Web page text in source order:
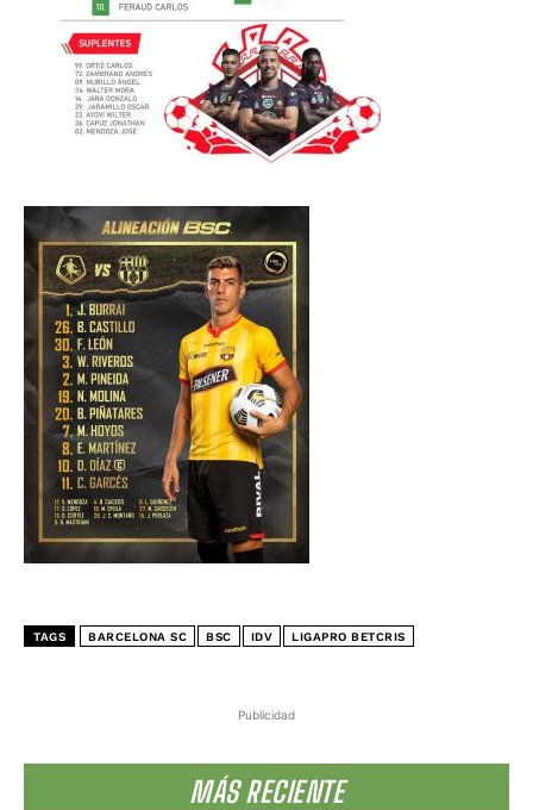
Publicidad
MÁS RECIENTE
TAGS BARCELONA SC BSC IDV LIGAPRO BETCRIS